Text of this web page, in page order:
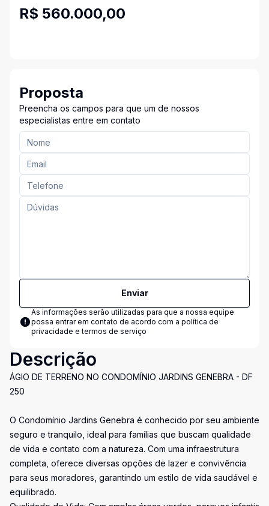
R$ 560.000,00
Proposta
Preencha os campos para que um de nossos
especialistas entre em contato
Enviar
As informações serão utilizadas para que a nossa equipe
possa entrar em contato de acordo com a política de
privacidade e termos de serviço
Descrição
ÁGIO DE TERRENO NO CONDOMÍNIO JARDINS GENEBRA - DF
250
O Condomínio Jardins Genebra é conhecido por seu ambiente
seguro e tranquilo, ideal para famílias que buscam qualidade
de vida e contato com a natureza. Com uma infraestrutura
completa, oferece diversas opções de lazer e convivência
para seus moradores, garantindo um estilo de vida saudável e
equilibrado.